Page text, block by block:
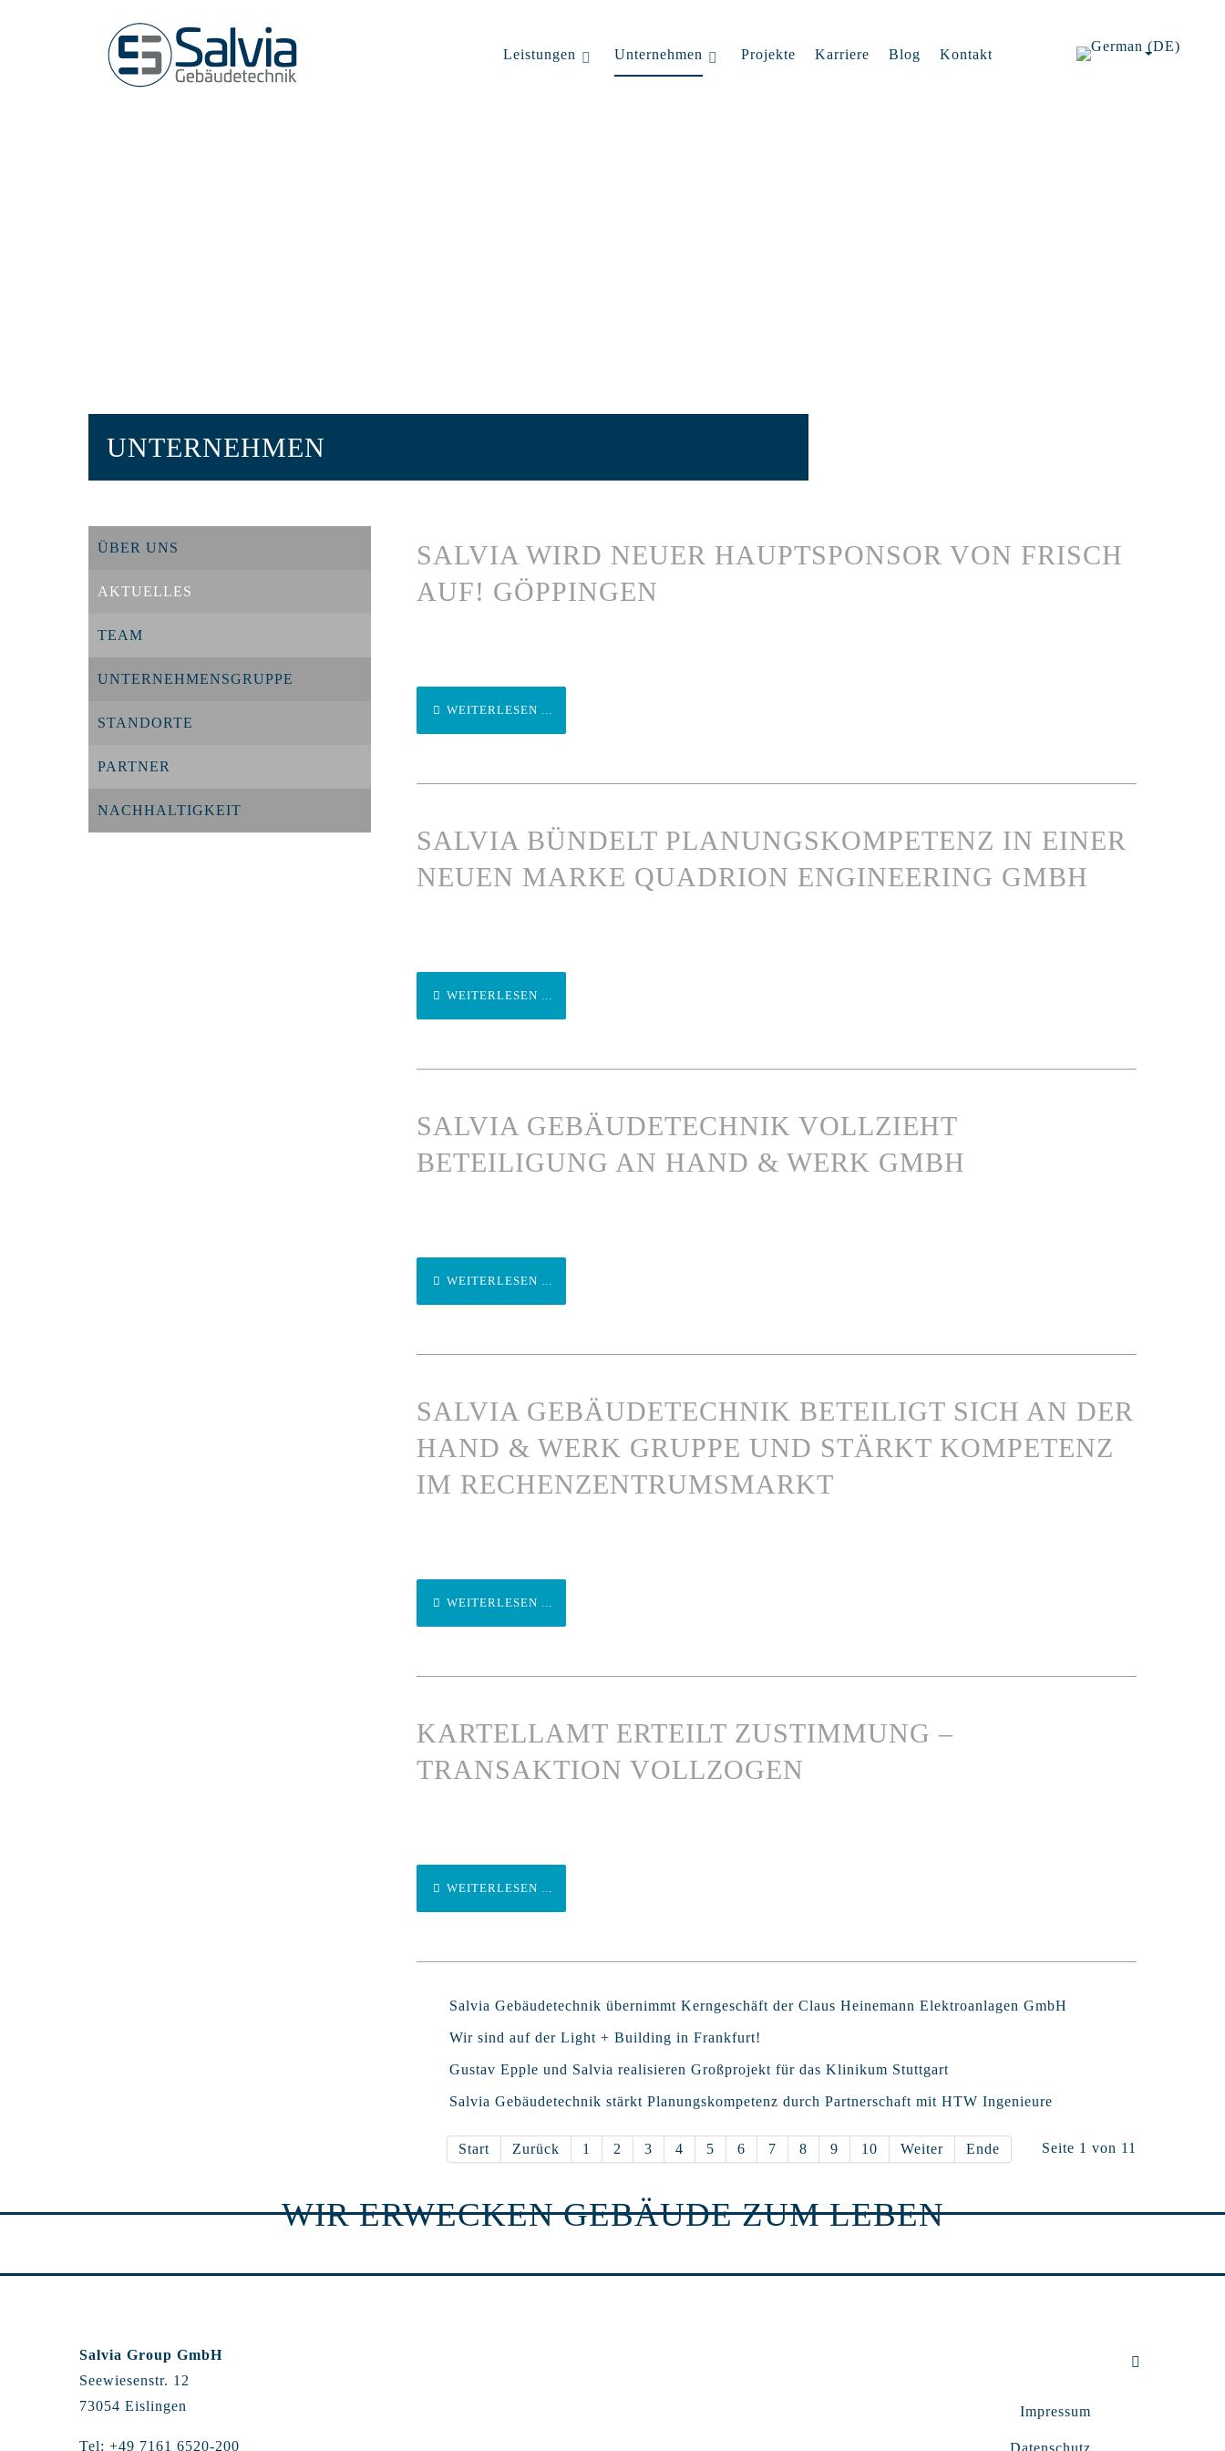
Leistungen Unternehmen Projekte Karriere Blog Kontakt
UNTERNEHMEN
ÜBER UNS
AKTUELLES
TEAM
UNTERNEHMENSGRUPPE
STANDORTE
PARTNER
NACHHALTIGKEIT
SALVIA WIRD NEUER HAUPTSPONSOR VON FRISCH
AUF! GÖPPINGEN
WEITERLESEN ...
SALVIA BÜNDELT PLANUNGSKOMPETENZ IN EINER
NEUEN MARKE QUADRION ENGINEERING GMBH
WEITERLESEN ...
SALVIA GEBÄUDETECHNIK VOLLZIEHT
BETEILIGUNG AN HAND & WERK GMBH
WEITERLESEN ...
SALVIA GEBÄUDETECHNIK BETEILIGT SICH AN DER
HAND & WERK GRUPPE UND STÄRKT KOMPETENZ
IM RECHENZENTRUMSMARKT
WEITERLESEN ...
KARTELLAMT ERTEILT ZUSTIMMUNG –
TRANSAKTION VOLLZOGEN
WEITERLESEN ...
Salvia Gebäudetechnik übernimmt Kerngeschäft der Claus Heinemann Elektroanlagen GmbH
Wir sind auf der Light + Building in Frankfurt!
Gustav Epple und Salvia realisieren Großprojekt für das Klinikum Stuttgart
Salvia Gebäudetechnik stärkt Planungskompetenz durch Partnerschaft mit HTW Ingenieure
Seite 1 von 11
Start Zurück 1 2 3 4 5 6 7 8 9 10 Weiter Ende
WIR ERWECKEN GEBÄUDE ZUM LEBEN
Salvia Group GmbH
Seewiesenstr. 12
73054 Eislingen
Tel: +49 7161 6520-200
Impressum
Datenschutz